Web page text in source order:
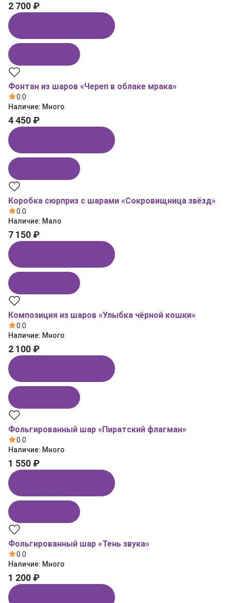
2 700 ₽
Фонтан из шаров «Череп в облаке мрака»
0.0
Наличие: Много
4 450 ₽
Коробка сюрприз с шарами «Сокровищница звёзд»
0.0
Наличие: Мало
7 150 ₽
Композиция из шаров «Улыбка чёрной кошки»
0.0
Наличие: Много
2 100 ₽
Фольгированный шар «Пиратский флагман»
0.0
Наличие: Много
1 550 ₽
Фольгированный шар «Тень звука»
0.0
Наличие: Много
1 200 ₽